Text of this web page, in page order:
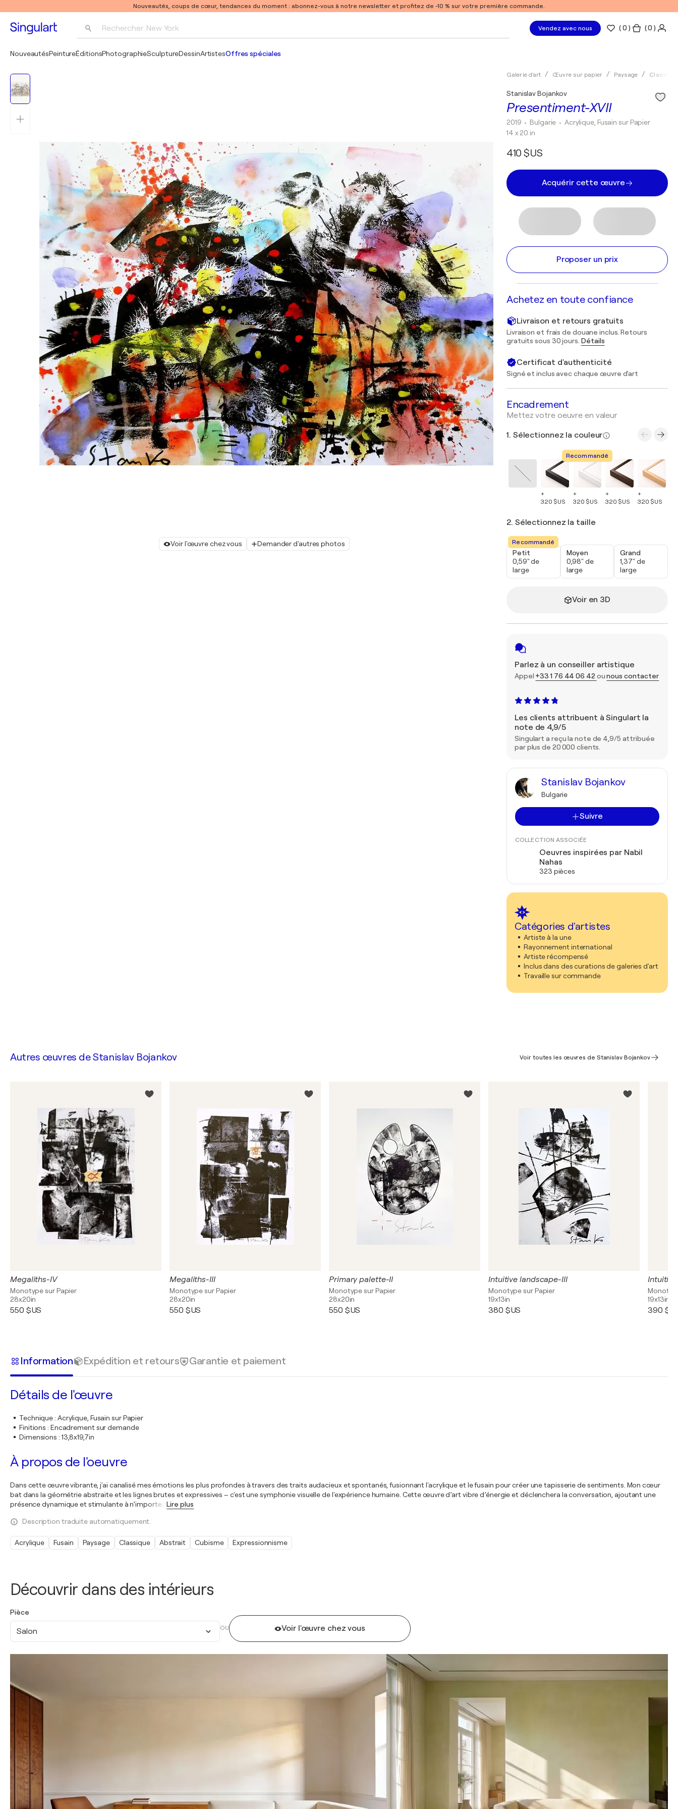
Nouveautés, coups de cœur, tendances du moment : abonnez-vous à notre newsletter et profitez de -10 % sur votre première commande.
Rechercher New York Vendez avec nous (0 ) ( 0 )
NouveautésPeintureÉditionsPhotographieSculptureDessinArtistesOffres spéciales
Voir l'œuvre chez vous Demander d'autres photos
Galerie d'art Œuvre sur papier Paysage Classique
Presentiment-XVII
Stanislav Bojankov
2019 • Bulgarie • Acrylique, Fusain sur Papier
14 x 20 in
410 $US
Acquérir cette œuvre
Proposer un prix
Achetez en toute confiance
Livraison et retours gratuits
Livraison et frais de douane inclus. Retours
gratuits sous 30 jours. Détails
Certificat d'authenticité
Signé et inclus avec chaque œuvre d'art
Encadrement
Mettez votre oeuvre en valeur
1. Sélectionnez la couleur
+
320 $US
Recommandé
+
320 $US
+
320 $US
+
320 $US
2. Sélectionnez la taille
Recommandé
Petit
0,59" de
large
Moyen
0,98" de
large
Grand
1,37" de
large
Voir en 3D
Parlez à un conseiller artistique
Appel +33 1 76 44 06 42 ounous contacter
Les clients attribuent à Singulart la
note de 4,9/5
Singulart a reçu la note de 4,9/5 attribuée
par plus de 20 000 clients.
Stanislav Bojankov
Bulgarie
Suivre
COLLECTION ASSOCIÉE
Oeuvres inspirées par Nabil
Nahas
323 pièces
Catégories d'artistes
Artiste à la une
Rayonnement international
Artiste récompensé
Inclus dans des curations de galeries d'art
Travaille sur commande
Découvrir dans des intérieurs
Pièce
Salon OU Voir l'œuvre chez vous
Autres œuvres deStanislav Bojankov Voir toutes les œuvres de Stanislav Bojankov
Megaliths-IV
Monotype sur Papier
28x20in
550 $US
Megaliths-III
Monotype sur Papier
28x20in
550 $US
Primary palette-II
Monotype sur Papier
28x20in
550 $US
Intuitive landscape-III
Monotype sur Papier
19x13in
380 $US
19x13in
390
Information Expédition et retours Garantie et paiement
Détails de l'œuvre
Technique: Acrylique, Fusain sur Papier
Finitions : Encadrement sur demande
Dimensions : 13,8x19,7in
À propos de l'oeuvre
Dans cette œuvre vibrante, j'ai canalisé mes émotions les plus profondes à travers des traits audacieux et spontanés, fusionnant l'acrylique et le fusain pour créer une tapisserie de sentiments. Mon cœur
bat dans la géométrie abstraite et les lignes brutes et expressives – c'est une symphonie visuelle de l'expérience humaine. Cette œuvre d’art vibre d’énergie et déclenchera la conversation, ajoutant une
présence dynamique et stimulante à n’importe
Lire plus
Description traduite automatiquement.
Acrylique Fusain Paysage Classique Abstrait Cubisme Expressionnisme